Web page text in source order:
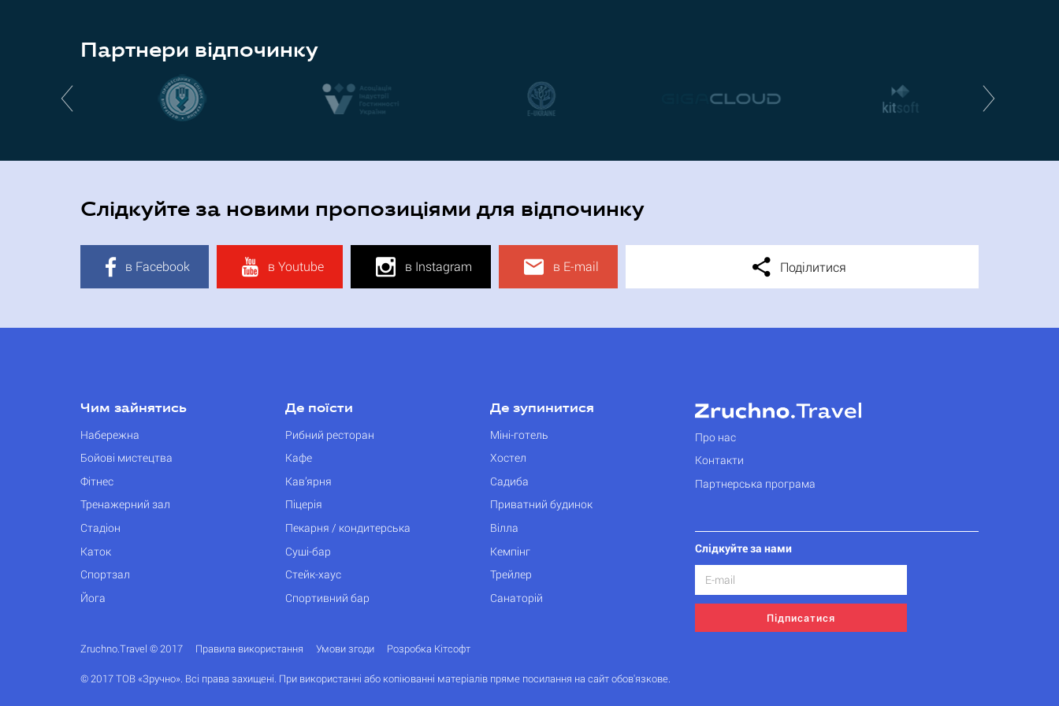
Партнери відпочинку
Слідкуйте за новими пропозиціями для відпочинку
в Facebook в Youtube в Instagram в E-mail Поділитися
Чим зайнятись
Набережна
Бойові мистецтва
Фітнес
Тренажерний зал
Стадіон
Каток
Спортзал
Йога
Де поїсти
Рибний ресторан
Кафе
Кав’ярня
Піцерія
Пекарня / кондитерська
Суші-бар
Стейк-хаус
Спортивний бар
Де зупинитися
Міні-готель
Хостел
Садиба
Приватний будинок
Вілла
Кемпінг
Трейлер
Санаторій
Про нас
Контакти
Партнерська програма
Слідкуйте за нами
Підписатися
Zruchno.Travel © 2017 Правила використання Умови згоди Розробка Кітсофт
© 2017 ТОВ «Зручно». Всі права захищені. При використанні або копіюванні матеріалів пряме посилання на сайт обов'язкове.